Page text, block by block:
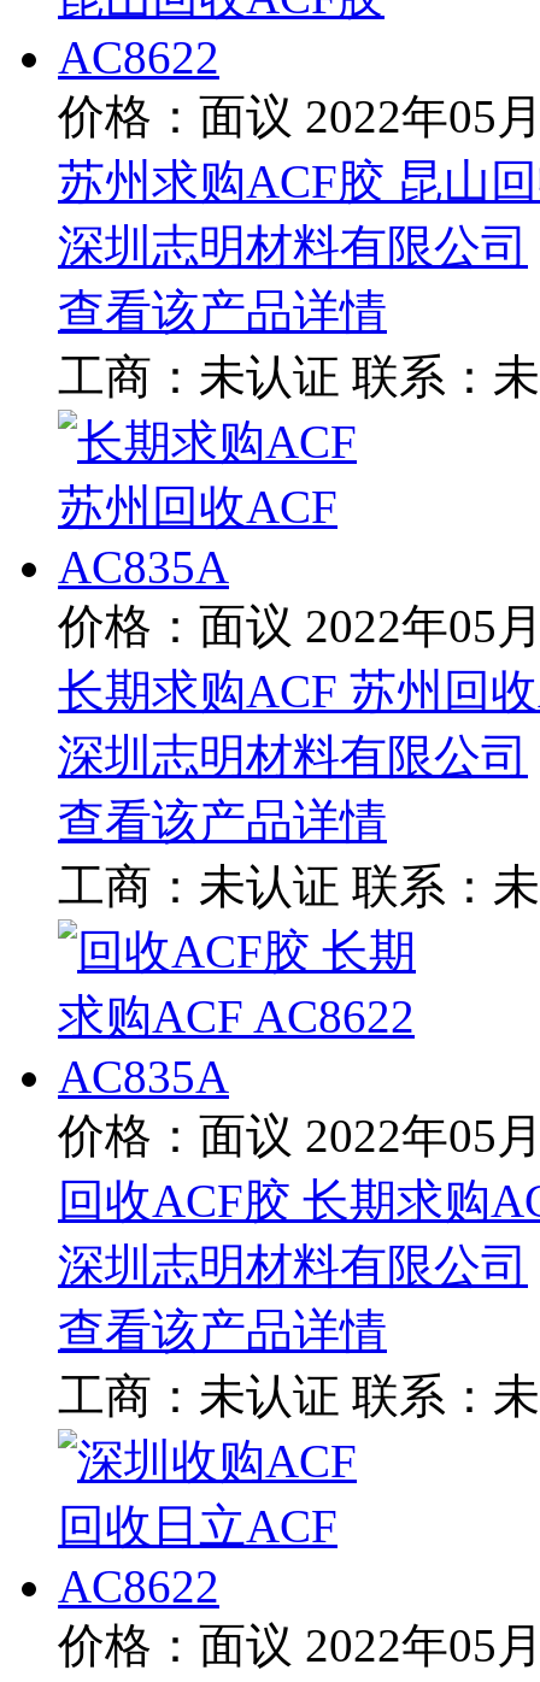
价格：面议 2022年05
苏州求购ACF胶 昆山
深圳志明材料有限公司
查看该产品详情
工商： 未认证 联系：
价格：面议 2022年05
长期求购ACF 苏州回
深圳志明材料有限公司
查看该产品详情
工商： 未认证 联系：
价格：面议 2022年05
回收ACF胶 长期求购
深圳志明材料有限公司
查看该产品详情
工商： 未认证 联系：
价格：面议 2022年05